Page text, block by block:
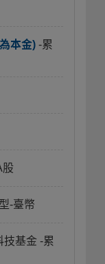
本金) -累
股
-臺幣
技基金 -累